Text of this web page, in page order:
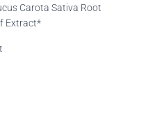
Carota Sativa Root
Extract*